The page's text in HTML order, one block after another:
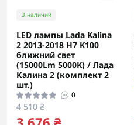
В наличии
LED лампы Lada Kalina
2 2013-2018 H7 K100
ближний свет
(15000Lm 5000K) / Лада
Калина 2 (комплект 2
шт.)
0
4 510 ₴